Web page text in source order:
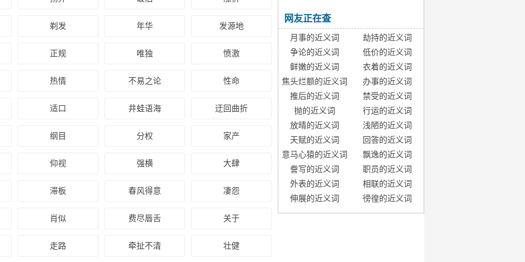
剃发 年华 发源地
正规 唯独 愤激
热情 不易之论 性命
适口 井蛙语海 迂回曲折
纲目 分权 家产
仰视 强横 大肆
滞板 春风得意 凄怨
肖似 费尽唇舌 关于
走路 牵扯不清 壮健
网友正在查
月事的近义词
劫持的近义词
争论的近义词
低价的近义词
鲜嫩的近义词
衣着的近义词
焦头烂额的近义词
办事的近义词
推后的近义词
禁受的近义词
抛的近义词
行运的近义词
放晴的近义词
浅陋的近义词
天赋的近义词
回答的近义词
意马心猿的近义词
飘逸的近义词
誊写的近义词
职员的近义词
外表的近义词
相联的近义词
伸展的近义词
徬徨的近义词